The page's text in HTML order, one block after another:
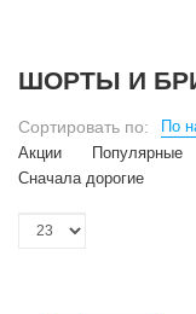
ШОРТЫ И
Сортировать по: По
Акции
Популярные
Сначала дорогие